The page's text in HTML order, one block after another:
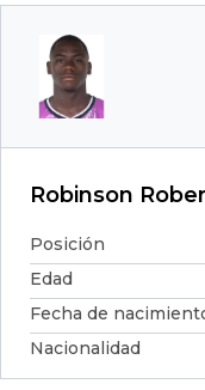
Robinson
Posición
Edad
Fecha de
Nacionalidad